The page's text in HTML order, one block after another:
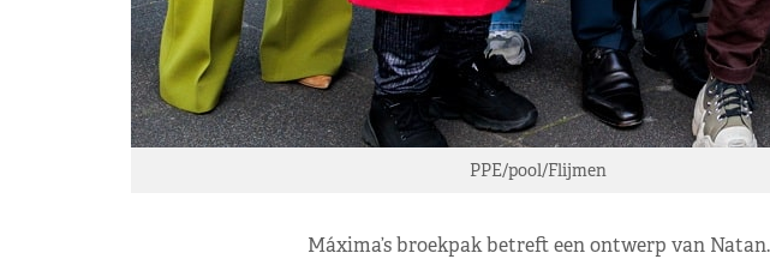
PPE/pool/Flijmen
Máxima’s broekpak betreft een ontwerp van Natan.